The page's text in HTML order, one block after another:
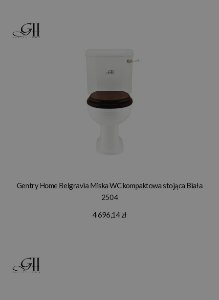
Gentry Home Belgravia Miska WC kompaktowa stojąca Biała
2504
4 696,14 zł